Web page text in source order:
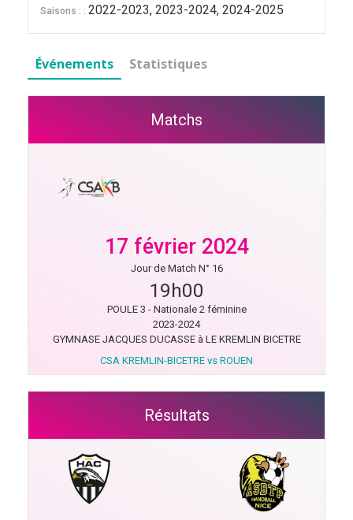
Saisons : : 2022-2023, 2023-2024, 2024-2025
Événements Statistiques
Matchs
17 février 2024
Jour de Match N° 16
19h00
POULE 3 - Nationale 2 féminine
2023-2024
GYMNASE JACQUES DUCASSE à LE KREMLIN BICETRE
CSA KREMLIN-BICETRE vs ROUEN
Résultats